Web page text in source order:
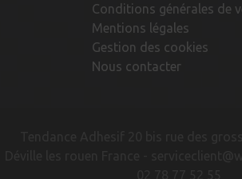
Conditions générales de
Mentions légales
Gestion des cookies
Nous contacter